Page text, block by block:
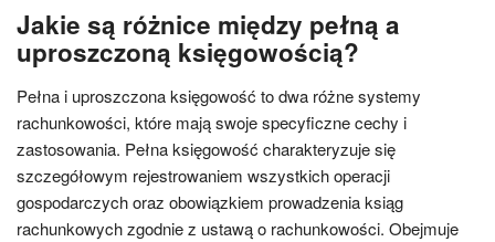
Jakie są różnice między pełną a
uproszczoną księgowością?
Pełna i uproszczona księgowość to dwa różne systemy
rachunkowości, które mają swoje specyficzne cechy i
zastosowania. Pełna księgowość charakteryzuje się
szczegółowym rejestrowaniem wszystkich operacji
gospodarczych oraz obowiązkiem prowadzenia ksiąg
rachunkowych zgodnie z ustawą o rachunkowości. Obejmuje